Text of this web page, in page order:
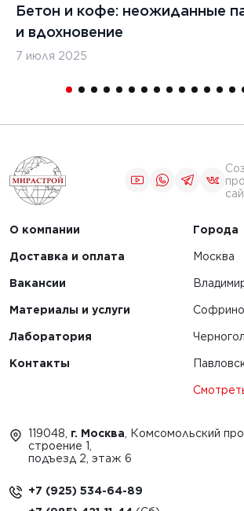
Бетон и кофе: неожиданные
и вдохновение
7 июля 2025
О компании
Доставка и оплата
Вакансии
Материалы и услуги
Лаборатория
Контакты
Города
Москва
Софрино
119048, г. Москва , Комсомольский
строение 1,
подъезд 2, этаж 6
+7 (925) 534-64-89